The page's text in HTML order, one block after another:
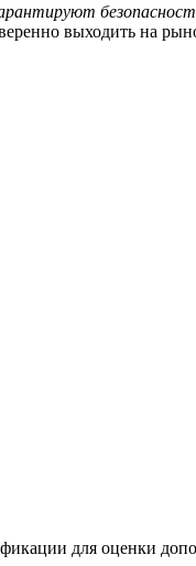
выходить на
для оценки